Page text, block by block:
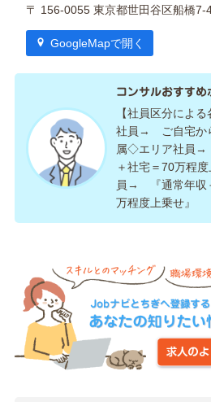
〒 156-0055 東京都世田谷区船橋7-
GoogleMapで開く
コンサルおすすめ
【社員区分によ
社員→ ご自宅か
属◇エリア社員→
＋社宅＝70万程
員→ 『通常年収
万程度上乗せ』